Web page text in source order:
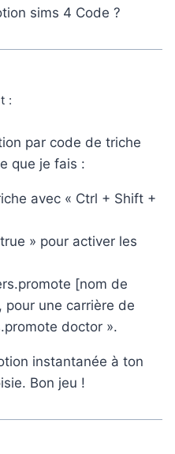
sims 4 Code ?
:
par code de triche
que je fais :
avec « Ctrl + Shift +
» pour activer les
[nom de
pour une carrière de
doctor ».
instantanée à ton
Bon jeu !